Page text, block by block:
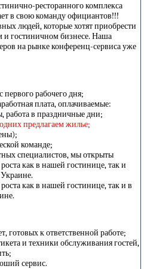
ресторанного комплекса
в свою команду официантов!!!
людей, которые хотят приобрести
и гостиничном бизнесе. Наша
на рынке конференц-сервиса уже
рабочего дня;
плата, оплачиваемые:
работа в праздничные дни;
предлагаем жилье;
команде;
специалистов, мы открыты
как в нашей гостинице, так и
как в нашей гостинице, так и в
готовых к ответственной работе;
и техники обслуживания гостей,
сервис.